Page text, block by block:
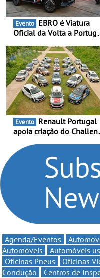
Evento
Oficial da Volta a
presença nacional ao
da mítica prova de
e leva a sua gama SUV
multi-energia às estradas
de Portugal
Evento
apoia criação do
compromisso com o
automobilismo nacional
continua em 2026
Agenda/Eventos
Automóveis
Automóveis
Oficinas Pneus
Oficinas
Condução
Centros de